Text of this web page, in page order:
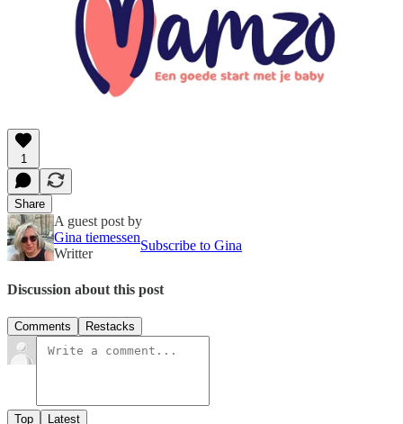
1
Share
A guest post by
Gina tiemessen
Writter
Subscribe to Gina
Discussion about this post
Comments Restacks
Top Latest